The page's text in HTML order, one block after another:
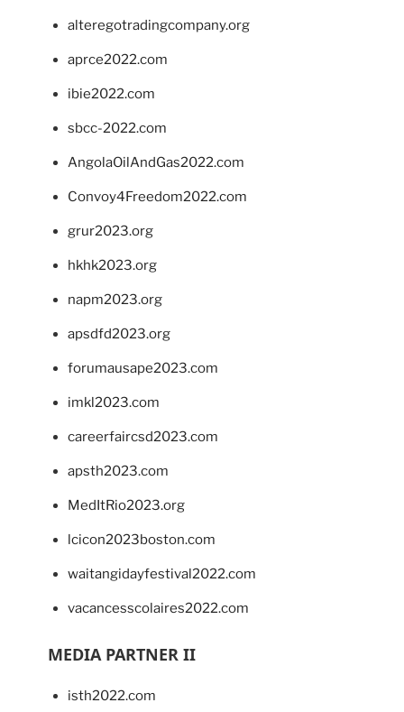
alteregotradingcompany.org
aprce2022.com
ibie2022.com
sbcc-2022.com
AngolaOilAndGas2022.com
Convoy4Freedom2022.com
grur2023.org
hkhk2023.org
napm2023.org
apsdfd2023.org
forumausape2023.com
imkl2023.com
careerfaircsd2023.com
apsth2023.com
MedItRio2023.org
lcicon2023boston.com
waitangidayfestival2022.com
vacancesscolaires2022.com
MEDIA PARTNER II
isth2022.com